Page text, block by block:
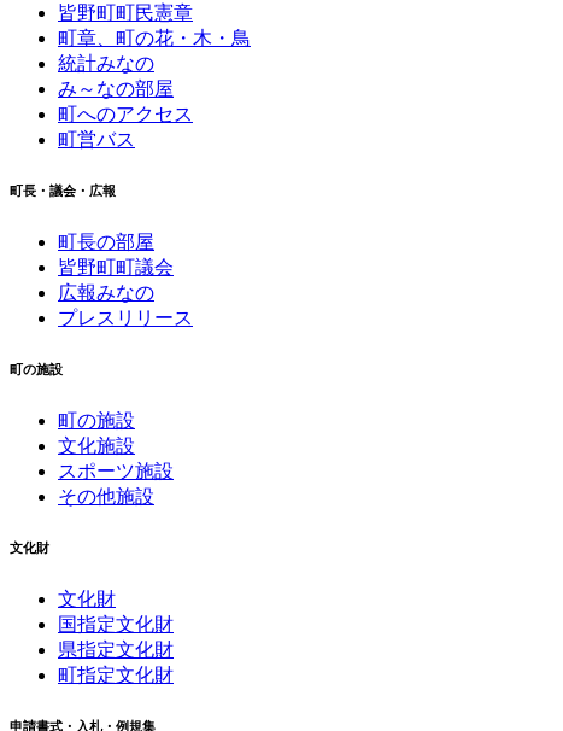
皆野町町民憲章
町章、町の花・木・鳥
統計みなの
み～なの部屋
町へのアクセス
町営バス
町長・議会・広報
町長の部屋
皆野町町議会
広報みなの
プレスリリース
町の施設
町の施設
文化施設
スポーツ施設
その他施設
文化財
文化財
国指定文化財
県指定文化財
町指定文化財
申請書式・入札・例規集